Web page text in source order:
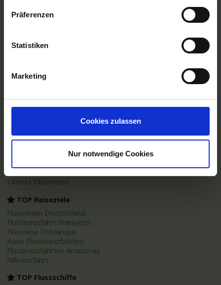
Präferenzen
Statistiken
Marketing
Cookies zulassen
Nur notwendige Cookies
Leistungen
Phoenix Flussreisen
Nicko Cruises Flussreisen
1AVista Flussreisen
TOP Reiseziele
Flussreisen Deutschland
Flusskreuzfahrt Frankreich
Flussreise Osteuropa
Asien Flusskreuzfahrten
Flusskreuzfahrten Amazonas
Nilkreuzfahrt
TOP Flussschiffe